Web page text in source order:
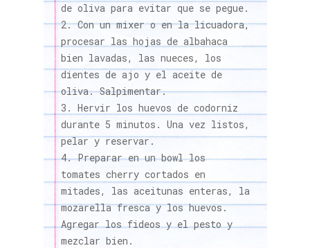
de oliva para evitar que se pegue.
Con un mixer o en la licuadora,
procesar las hojas de albahaca
bien lavadas, las nueces, los
dientes de ajo y el aceite de
oliva. Salpimentar.
Hervir los huevos de codorniz
durante 5 minutos. Una vez listos,
pelar y reservar.
Preparar en un bowl los
tomates cherry cortados en
mitades, las aceitunas enteras, la
mozarella fresca y los huevos.
Agregar los fideos y el pesto y
mezclar bien.